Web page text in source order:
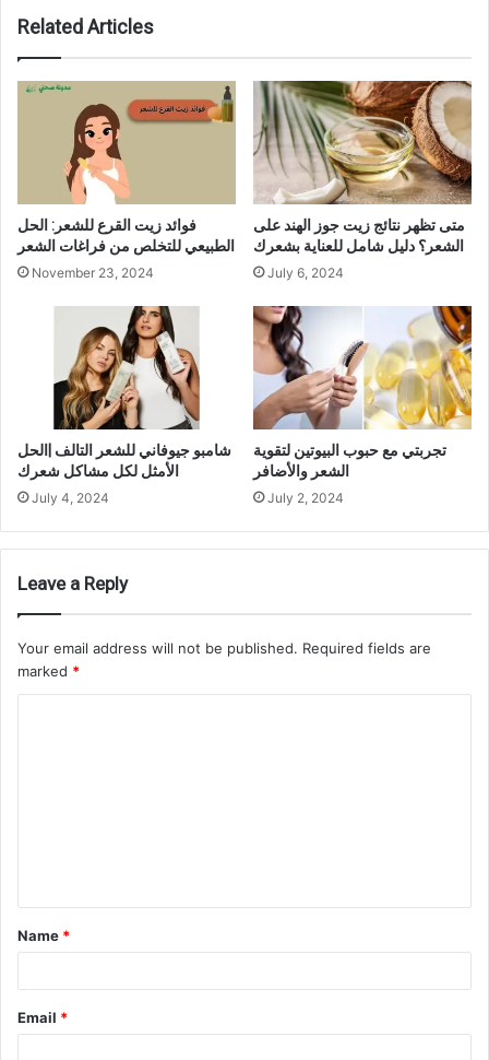
Related Articles
فوائد زيت القرع للشعر: الحل
الطبيعي للتخلص من فراغات الشعر
November 23, 2024
متى تظهر نتائج زيت جوز الهند على
الشعر؟ دليل شامل للعناية بشعرك
July 6, 2024
شامبو جيوفاني للشعر التالف |الحل
الأمثل لكل مشاكل شعرك
July 4, 2024
تجربتي مع حبوب البيوتين لتقوية
الشعر والأضافر
July 2, 2024
Leave a Reply
Your email address will not be published. Required fields are
marked *
t
*
Name *
Email *